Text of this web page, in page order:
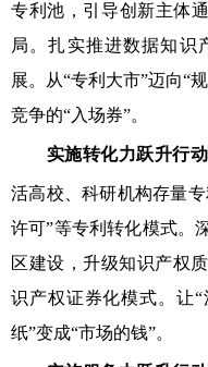
专利池，引导创新主体
局。扎实推进数据知识
展。从“专利大市”迈向“
竞争的“入场券”。
实施转化力跃升行
活高校、科研机构存量
许可”等专利转化模式。
区建设，升级知识产权
识产权证券化模式。让
纸”变成“市场的钱”。